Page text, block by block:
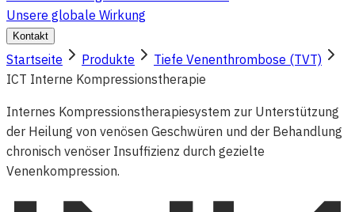
Unsere globale Wirkung
Kontakt
Startseite Produkte
Tiefe Venenthrombose (TVT)
ICT Interne Kompressionstherapie
Internes Kompressionstherapiesystem zur Unterstützung
der Heilung von venösen Geschwüren und der Behandlung
chronisch venöser Insuffizienz durch gezielte
Venenkompression.